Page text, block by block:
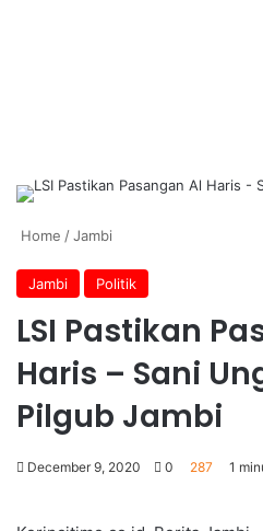
Home /Jambi
Jambi Politik
LSI Pastikan
Haris – Sani
Pilgub Jambi
December 9, 2020 0 287 1